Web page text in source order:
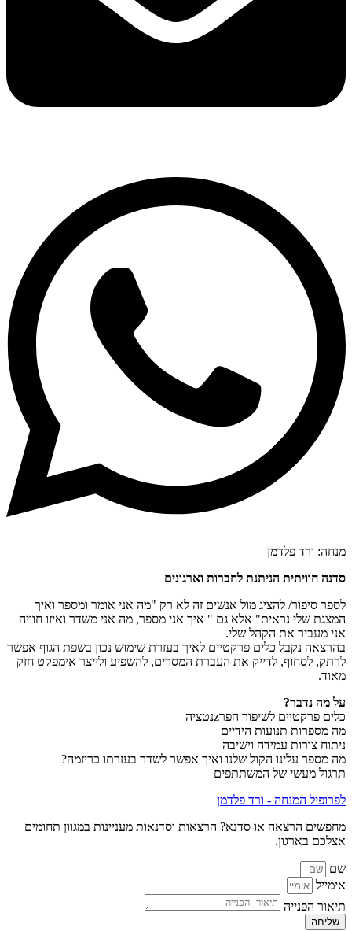
מנחה: ורד פלדמן
סדנה חוויתית הניתנת לחברות וארגונים
לספר סיפור/ להציג מול אנשים זה לא רק "מה אני אומר ומספר ואיך
המצגת שלי נראית" אלא גם " איך אני מספר, מה אני משדר ואיזו חוויה
אני מעביר את הקהל שלי.
בהרצאה נקבל כלים פרקטיים לאיך בעזרת שימוש נכון בשפת הגוף אפשר
לרתק, לסחוף, לדייק את העברת המסרים, להשפיע ולייצר אימפקט חזק
מאוד.
על מה נדבר?
כלים פרקטיים לשיפור הפרzנטציה
מה מספרות תנועות הידיים
ניתוח צורות עמידה וישיבה
מה מספר עלינו הקול שלנו ואיך אפשר לשדר בעזרתו כריזמה?
תרגול מעשי של המשתתפים
לפרופיל המנחה - ורד פלדמן
מחפשים הרצאה או סדנא? הרצאות וסדנאות מעניינות במגוון תחומים
אצלכם בארגון.
שם
אימייל
תיאור הפנייה
שליחה